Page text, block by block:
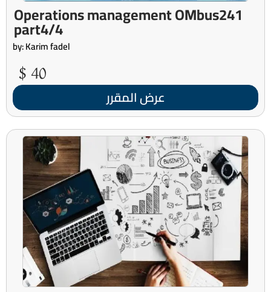
Operations management OMbus241
part4/4
by: Karim fadel
40 $
عرض المقرر